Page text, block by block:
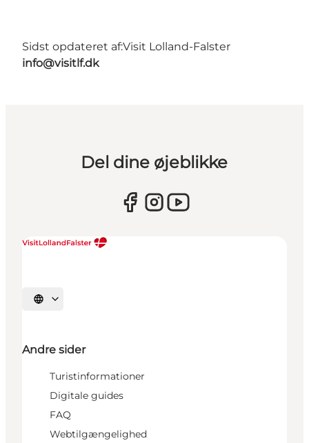
Sidst opdateret af:Visit Lolland-Falster
info@visitlf.dk
Del dine øjeblikke
Vælg sprog
Andre sider
Turistinformationer
Digitale guides
FAQ
Webtilgængelighed